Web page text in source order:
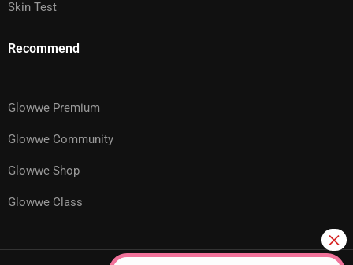
Skin Test
Recommend
Glowwe Premium
Glowwe Community
Glowwe Shop
Glowwe Class